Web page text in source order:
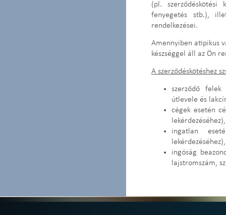
(pl. szerződéskötési
fenyegetés stb.),
rendelkezései.
Amennyiben atipikus
készséggel áll az Ön
A szerződéskötéshez
szerződő felek
útlevele és
cégek esetén
lekérdezéséhez),
ingatlan
lekérdezéséhez),
ingóság
lajstromszám,